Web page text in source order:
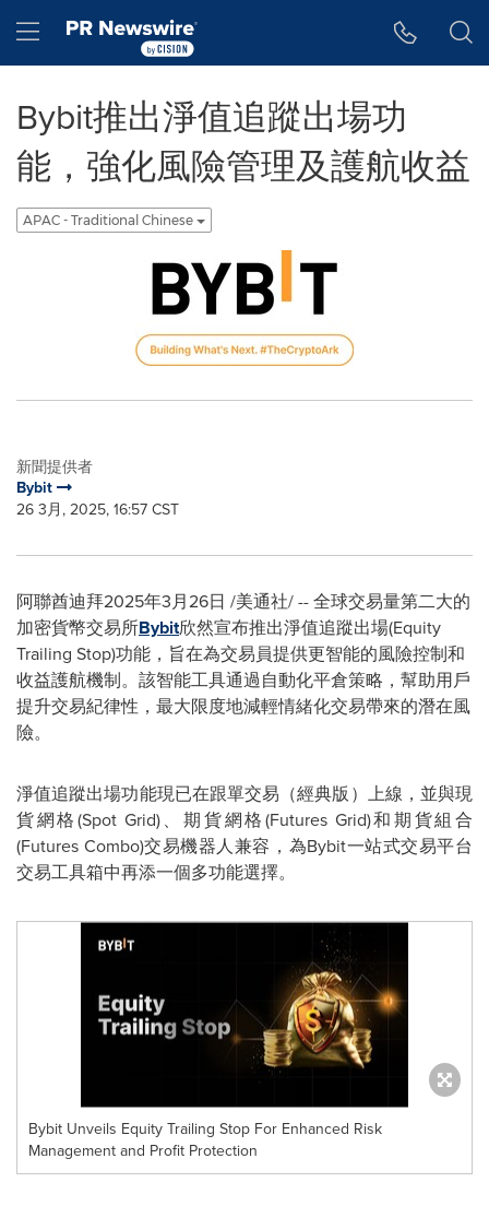
Hamburger menu
Bybit推出淨值追蹤出場功
能，強化風險管理及護航收益
APAC - Traditional Chinese
新聞提供者
Bybit
26 3月, 2025, 16:57 CST
阿聯酋迪拜2025年3月26日 /美通社/ -- 全球交易量第二大的
加密貨幣交易所Bybit欣然宣布推出淨值追蹤出場(Equity
Trailing Stop)功能，旨在為交易員提供更智能的風險控制和
收益護航機制。該智能工具通過自動化平倉策略，幫助用戶
提升交易紀律性，最大限度地減輕情緒化交易帶來的潛在風
險。
淨值追蹤出場功能現已在跟單交易（經典版）上線，並與現
貨網格(Spot Grid)、期貨網格(Futures Grid)和期貨組合
(Futures Combo)交易機器人兼容，為Bybit一站式交易平台
交易工具箱中再添一個多功能選擇。
Bybit Unveils Equity Trailing Stop For Enhanced Risk
Management and Profit Protection